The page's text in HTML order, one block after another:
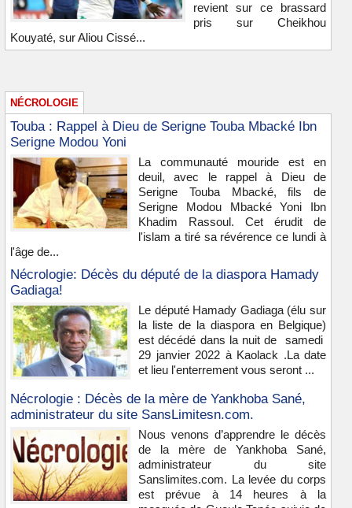
revient sur ce brassard
pris sur Cheikhou
Kouyaté, sur Aliou Cissé...
NÉCROLOGIE
Touba : Rappel à Dieu de Serigne Touba Mbacké Ibn
Serigne Modou Yoni
La communauté mouride est en
deuil, avec le rappel à Dieu de
Serigne Touba Mbacké, fils de
Serigne Modou Mbacké Yoni Ibn
Khadim Rassoul. Cet érudit de
l'islam a tiré sa révérence ce lundi à
l'âge de...
Nécrologie: Décès du député de la diaspora Hamady
Gadiaga!
Le député Hamady Gadiaga (élu sur
la liste de la diaspora en Belgique)
est décédé dans la nuit de samedi
29 janvier 2022 à Kaolack .La date
et lieu l'enterrement vous seront ...
Nécrologie : Décès de la mère de Yankhoba Sané,
administrateur du site SansLimitesn.com.
Nous venons d’apprendre le décès
de la mère de Yankhoba Sané,
administrateur du site
Sanslimites.com. La levée du corps
est prévue à 14 heures à la